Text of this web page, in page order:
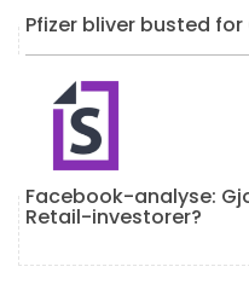
Pfizer bliver busted for
Facebook-analyse:
Retail-investorer?